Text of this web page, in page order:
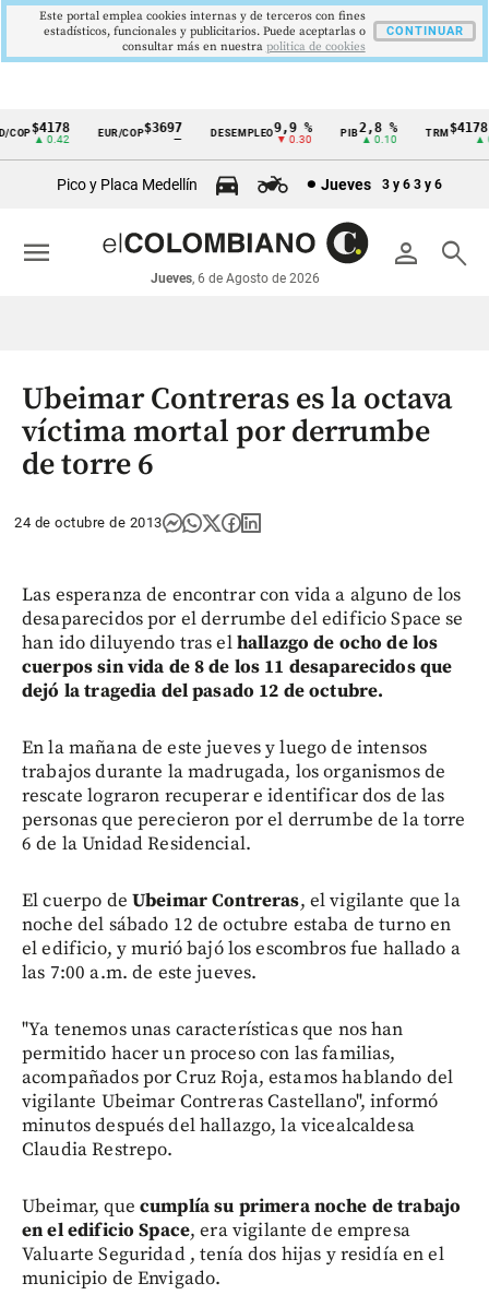
Cintillo
económicos
Colombia
$4178
▲ 0.42
EUR/COP$3697 DESEMPLEO 9,9 %
▼ 0.30
PIB2,8 %
▲ 0.10
TRM
▲
Pico y Placa Medellín Jueves 3 y 6 3 y 6
person search
Jueves, 6 de Agosto de 2026
menu
Ubeimar Contreras es la octava
víctima mortal por derrumbe
de torre 6
24 de octubre de 2013
Las esperanza de encontrar con vida a alguno de los
desaparecidos por el derrumbe del edificio Space se
han ido diluyendo tras elhallazgo de ocho de los
cuerpos sin vida de 8 de los 11 desaparecidos que
dejó la tragedia del pasado 12 de octubre.
En la mañana de este jueves y luego de intensos
trabajos durante la madrugada, los organismos de
rescate lograron recuperar e identificar dos de las
personas que perecieron por el derrumbe de la torre
6 de la Unidad Residencial.
El cuerpo de Ubeimar Contreras, el vigilante que la
noche del sábado 12 de octubre estaba de turno en
el edificio, y murió bajó los escombros fue hallado a
las 7:00 a.m. de este jueves.
"Ya tenemos unas características que nos han
permitido hacer un proceso con las familias,
acompañados por Cruz Roja, estamos hablando del
vigilante Ubeimar Contreras Castellano", informó
minutos después del hallazgo, la vicealcaldesa
Claudia Restrepo.
Ubeimar, que cumplía su primera noche de trabajo
en el edificio Space, era vigilante de empresa
Valuarte Seguridad , tenía dos hijas y residía en el
municipio de Envigado.
Este portal emplea cookies internas y de terceros con fines
estadísticos, funcionales y publicitarios. Puede aceptarlas o
consultar más en nuestra politica de cookies
CONTINUAR